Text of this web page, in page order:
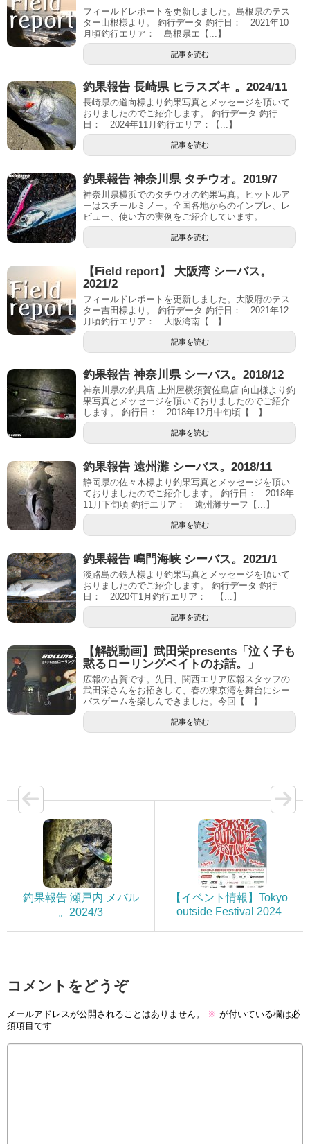
フィールドレポートを更新しました。島根県のテス
ター山根様より。 釣行データ 釣行日： 2021年10
月頃釣行エリア： 島根県エ【...】
記事を読む
釣果報告 長崎県 ヒラスズキ 。2024/11
長崎県の道向様より釣果写真とメッセージを頂いて
おりましたのでご紹介します。 釣行データ 釣行
日： 2024年11月釣行エリア：【...】
記事を読む
釣果報告 神奈川県 タチウオ。2019/7
神奈川県横浜でのタチウオの釣果写真。ヒットルア
ーはスチールミノー。全国各地からのインプレ、レ
ビュー、使い方の実例をご紹介しています。
記事を読む
【Field report】 大阪湾 シーバス。
2021/2
フィールドレポートを更新しました。大阪府のテス
ター吉田様より。 釣行データ 釣行日： 2021年12
月頃釣行エリア： 大阪湾南【...】
記事を読む
釣果報告 神奈川県 シーバス。2018/12
神奈川県の釣具店 上州屋横須賀佐島店 向山様より釣
果写真とメッセージを頂いておりましたのでご紹介
します。 釣行日： 2018年12月中旬頃【...】
記事を読む
釣果報告 遠州灘 シーバス。2018/11
静岡県の佐々木様より釣果写真とメッセージを頂い
ておりましたのでご紹介します。 釣行日： 2018年
11月下旬頃 釣行エリア： 遠州灘サーフ【...】
記事を読む
釣果報告 鳴門海峡 シーバス。2021/1
淡路島の鉄人様より釣果写真とメッセージを頂いて
おりましたのでご紹介します。 釣行データ 釣行
日： 2020年1月釣行エリア： 【...】
記事を読む
【解説動画】武田栄presents「泣く子も
黙るローリングベイトのお話。」
広報の古賀です。先日、関西エリア広報スタッフの
武田栄さんをお招きして、春の東京湾を舞台にシー
バスゲームを楽しんできました。今回【...】
記事を読む
釣果報告 瀬戸内 メバル
。2024/3
【イベント情報】Tokyo
outside Festival 2024
コメントをどうぞ
メールアドレスが公開されることはありません。 ※ が付いている欄は必
須項目です